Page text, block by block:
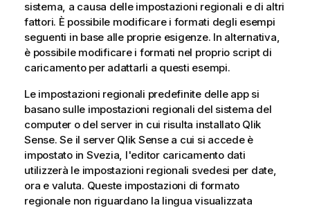
sistema, a causa delle impostazioni regionali e di altri
fattori. È possibile modificare i formati degli esempi
seguenti in base alle proprie esigenze. In alternativa,
è possibile modificare i formati nel proprio script di
caricamento per adattarli a questi esempi.
Le impostazioni regionali predefinite delle app si
basano sulle impostazioni regionali del sistema del
computer o del server in cui risulta installato Qlik
Sense. Se il server Qlik Sensea cui si accede è
impostato in Svezia, l'editor caricamento dati
utilizzerà le impostazioni regionali svedesi per date,
ora e valuta. Queste impostazioni di formato
regionale non riguardano la lingua visualizzata